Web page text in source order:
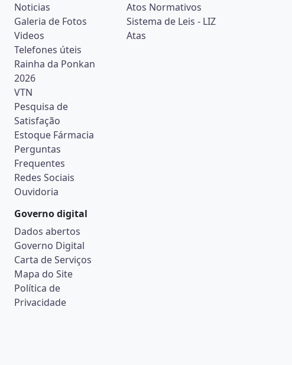
Noticias
Galeria de Fotos
Videos
Telefones úteis
Rainha da Ponkan
2026
VTN
Pesquisa de
Satisfação
Estoque Fármacia
Perguntas
Frequentes
Redes Sociais
Ouvidoria
Atos Normativos
Sistema de Leis - LIZ
Atas
Governo digital
Dados abertos
Governo Digital
Carta de Serviços
Mapa do Site
Política de
Privacidade